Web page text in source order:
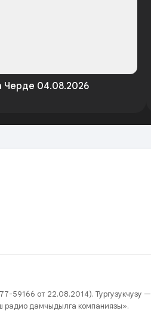
Черде 04.08.2026
59166 от 22.08.2014). Тургузукчузу —
радио дамчыдылга компаниязы».